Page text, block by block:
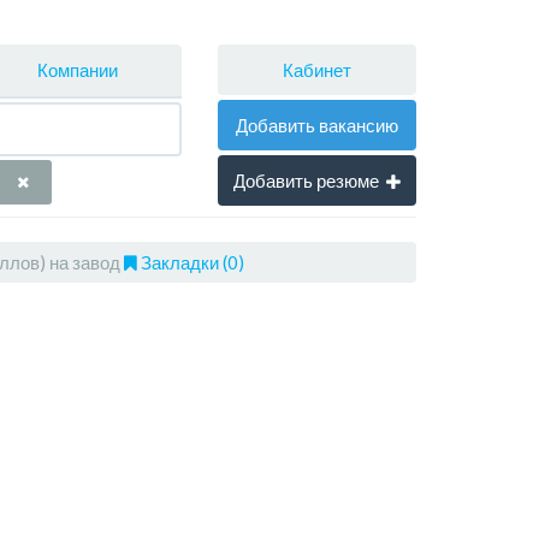
Компании Кабинет
Добавить вакансию
Добавить резюме
на завод Закладки (0)